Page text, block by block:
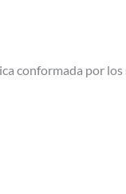
conformada por